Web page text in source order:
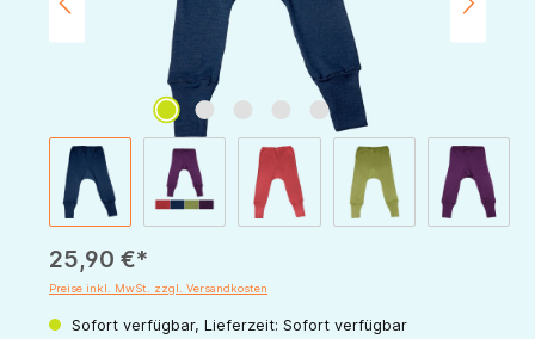
25,90 €*
Preise inkl. MwSt. zzgl. Versandkosten
Sofort verfügbar, Lieferzeit: Sofort verfügbar